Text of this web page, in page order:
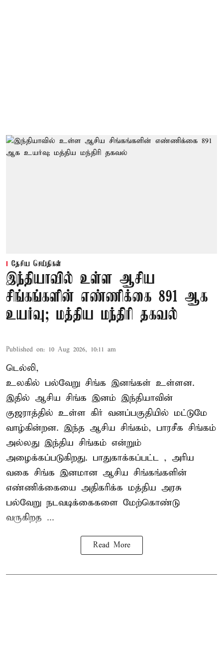
தேசிய செய்திகள்
இந்தியாவில் உள்ள ஆசிய
சிங்கங்களின் எண்ணிக்கை 891 ஆக
உயர்வு; மத்திய மந்திரி தகவல்
Published on: 10 Aug 2026, 10:11 am
டெல்லி,
உலகில் பல்வேறு சிங்க இனங்கள் உள்ளன.
இதில் ஆசிய சிங்க இனம் இந்தியாவின்
குஜராத்தில் உள்ள கிர் வனப்பகுதியில் மட்டுமே
வாழ்கின்றன. இந்த ஆசிய சிங்கம், பாரசீக சிங்கம்
அல்லது இந்திய சிங்கம் என்றும்
அழைக்கப்படுகிறது. பாதுகாக்கப்பட்ட , அரிய
வகை சிங்க இனமான ஆசிய சிங்கங்களின்
எண்ணிக்கையை அதிகரிக்க மத்திய அரசு
பல்வேறு நடவடிக்கைகளை மேற்கொண்டு
வருகிறத ...
Read More